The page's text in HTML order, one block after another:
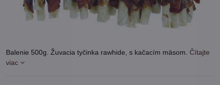
Balenie 500g. Žuvacia tyčinka rawhide, s kačacím mäsom. Čítajte
viac